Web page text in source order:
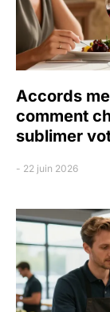
Accords
comment
sublimer
22 juin 2026